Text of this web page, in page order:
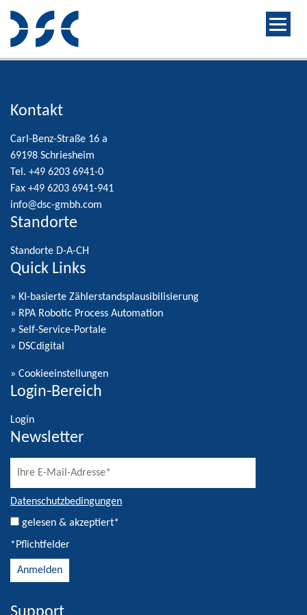
Kontakt
Carl-Benz-Straße 16 a
69198 Schriesheim
Tel. +49 6203 6941-0
Fax +49 6203 6941-941
info@dsc-gmbh.com
Standorte
Standorte D-A-CH
Quick Links
» KI-basierte Zählerstandsplausibilisierung
» RPA Robotic Process Automation
» Self-Service-Portale
» DSCdigital
» Cookieeinstellungen
Login-Bereich
Login
Newsletter
Datenschutzbedingungen
gelesen & akzeptiert*
*Pflichtfelder
Alternative: